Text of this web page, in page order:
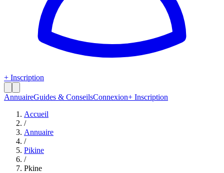
+ Inscription
AnnuaireGuides & ConseilsConnexion+ Inscription
Accueil
/
Annuaire
/
Pikine
/
Pkine